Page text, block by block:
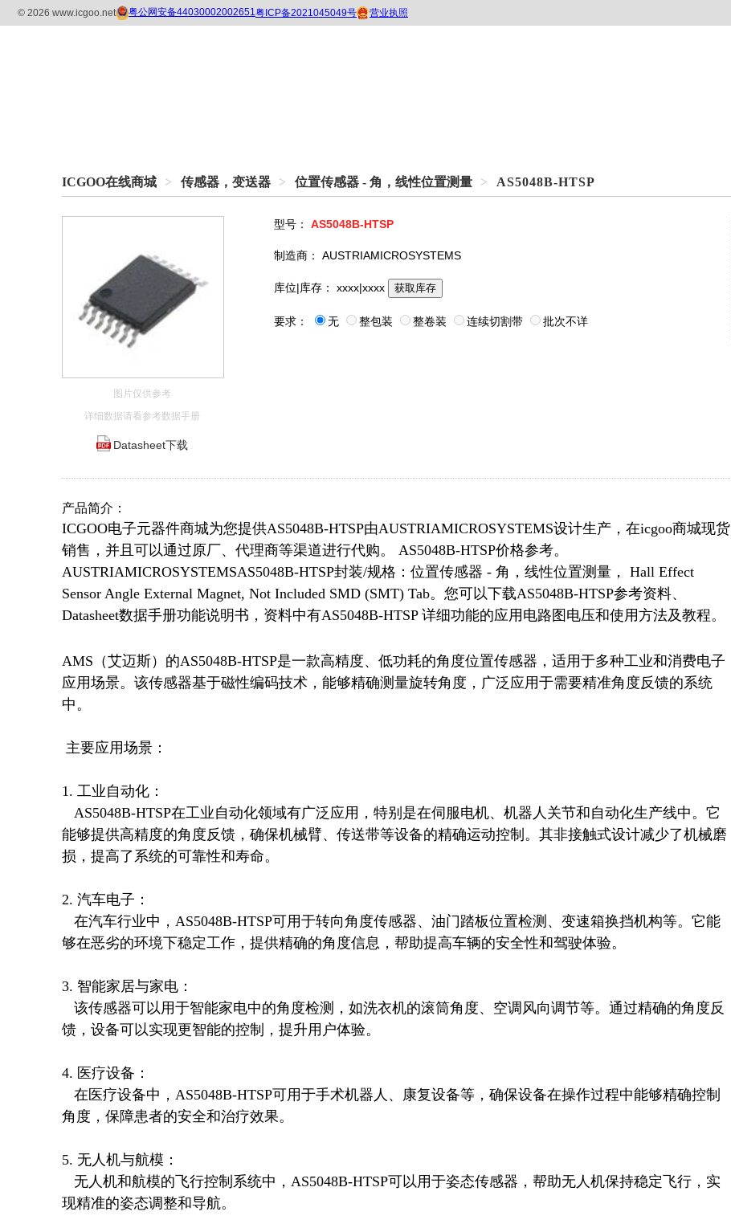
ICGOO在线商城 > 传感器，变送器 > 位置传感器 - 角，线性位置测量 > AS5048B-HTSP
图片仅供参考
详细数据请看参考数据手册
Datasheet下载
型号： AS5048B-HTSP
制造商： AUSTRIAMICROSYSTEMS
库位|库存： xxxx|xxxx 获取库存
要求： 无 整包装 整卷装 连续切割带 批次不详
产品简介：
ICGOO电子元器件商城为您提供AS5048B-HTSP由AUSTRIAMICROSYSTEMS设计生产，在icgoo商城现货
销售，并且可以通过原厂、代理商等渠道进行代购。 AS5048B-HTSP价格参考。
AUSTRIAMICROSYSTEMSAS5048B-HTSP封装/规格：位置传感器 - 角，线性位置测量， Hall Effect
Sensor Angle External Magnet, Not Included SMD (SMT) Tab。您可以下载AS5048B-HTSP参考资料、
Datasheet数据手册功能说明书，资料中有AS5048B-HTSP 详细功能的应用电路图电压和使用方法及教程。
AMS（艾迈斯）的AS5048B-HTSP是一款高精度、低功耗的角度位置传感器，适用于多种工业和消费电子
应用场景。该传感器基于磁性编码技术，能够精确测量旋转角度，广泛应用于需要精准角度反馈的系统
中。
1. 工业自动化：
能够提供高精度的角度反馈，确保机械臂、传送带等设备的精确运动控制。其非接触式设计减少了机械磨
损，提高了系统的可靠性和寿命。
2. 汽车电子：
够在恶劣的环境下稳定工作，提供精确的角度信息，帮助提高车辆的安全性和驾驶体验。
3. 智能家居与家电：
馈，设备可以实现更智能的控制，提升用户体验。
4. 医疗设备：
角度，保障患者的安全和治疗效果。
5. 无人机与航模：
现精准的姿态调整和导航。